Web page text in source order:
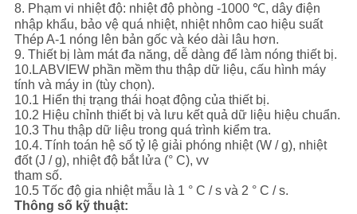
8. Phạm vi nhiệt độ: nhiệt độ phòng -1000 ℃, dây điện
nhập khẩu, bảo vệ quá nhiệt, nhiệt nhôm cao hiệu suất
Thép A-1 nóng lên bản gốc và kéo dài lâu hơn.
9. Thiết bị làm mát đa năng, dễ dàng để làm nóng thiết bị.
10.LABVIEW phần mềm thu thập dữ liệu, cấu hình máy
tính và máy in (tùy chọn).
10.1 Hiển thị trạng thái hoạt động của thiết bị.
10.2 Hiệu chỉnh thiết bị và lưu kết quả dữ liệu hiệu chuẩn.
10.3 Thu thập dữ liệu trong quá trình kiểm tra.
10.4. Tính toán hệ số tỷ lệ giải phóng nhiệt (W / g), nhiệt
đốt (J / g), nhiệt độ bắt lửa (° C), vv
tham số.
10.5 Tốc độ gia nhiệt mẫu là 1 ° C / s và 2 ° C / s.
Thông số kỹ thuật: